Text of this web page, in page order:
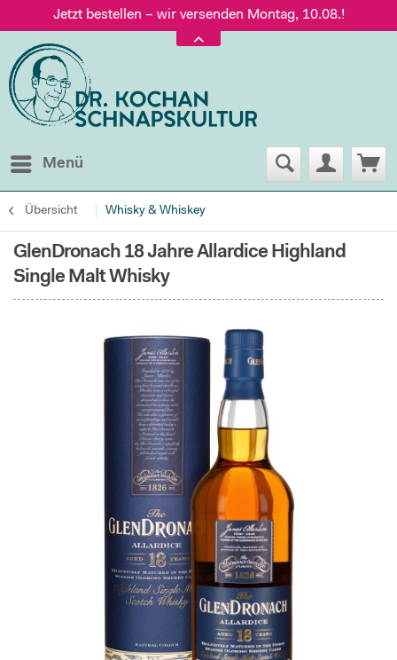
Jetzt bestellen – wir versenden Montag, 10.08.!
Versand nur 5,60 €, gratis ab 95 € Warenwert
Jetzt bestellen – wir versenden Montag, 10.08.!
Menü
Übersicht Whisky & Whiskey
GlenDronach 18 Jahre Allardice Highland
Single Malt Whisky